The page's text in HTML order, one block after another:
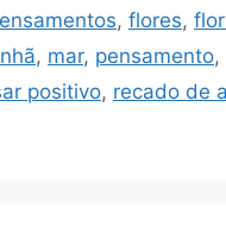
, flores,
, mar, pensamento,
positivo, recado de